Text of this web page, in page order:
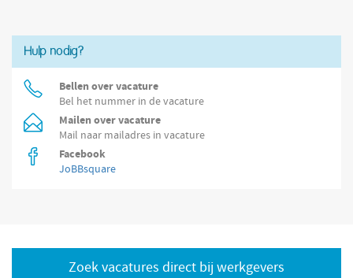
Hulp nodig?
Bellen over vacature
Bel het nummer in de vacature
Mailen over vacature
Mail naar mailadres in vacature
Facebook
JoBBsquare
Zoek vacatures direct bij werkgevers